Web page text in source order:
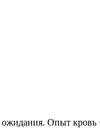
Опыт кровь